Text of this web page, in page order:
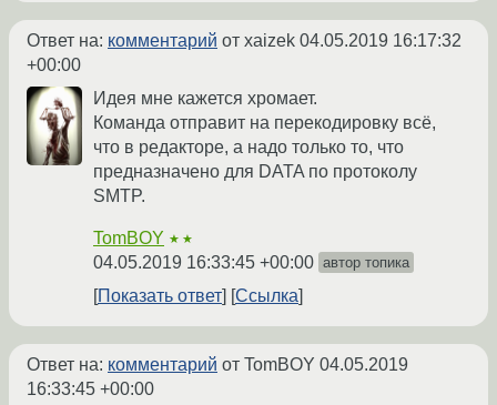
Ответ на: комментарий от xaizek 04.05.2019 16:17:32
+00:00
Идея мне кажется хромает.
Команда отправит на перекодировку всё,
что в редакторе, а надо только то, что
предназначено для DATA по протоколу
SMTP.
TomBOY ★★
04.05.2019 16:33:45 +00:00 автор топика
Показать ответ Ссылка
Ответ на: комментарий от TomBOY 04.05.2019
16:33:45 +00:00